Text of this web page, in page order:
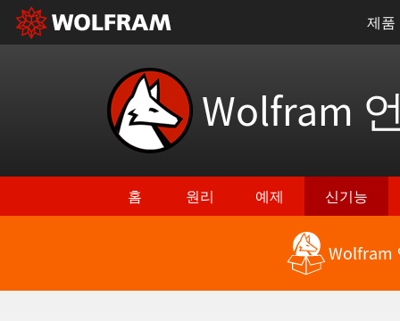
제품
Wolfram
홈 원리 예제 신기능
Wolfram